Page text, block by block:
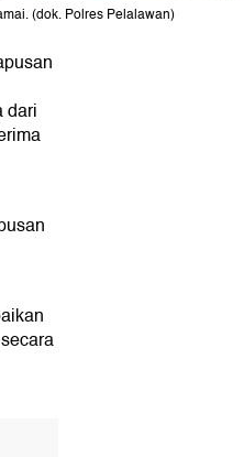
(dok. Polres Pelalawan)
dari